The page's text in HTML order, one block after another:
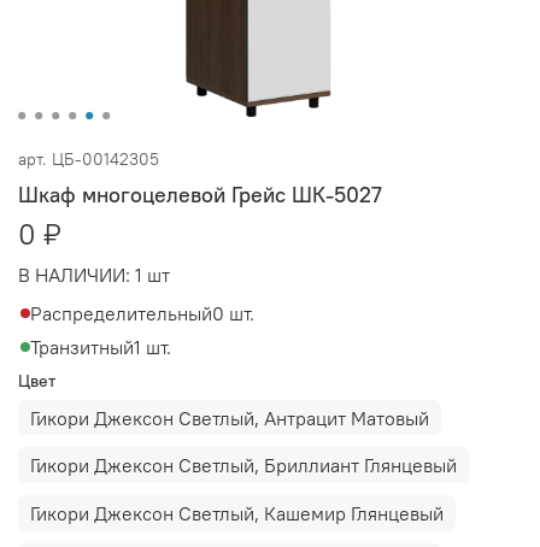
арт. ЦБ-00142305
Шкаф многоцелевой Грейс ШК-5027
0 ₽
В НАЛИЧИИ: 1 шт
Распределительный0 шт.
Транзитный1 шт.
Цвет
Гикори Джексон Светлый, Антрацит Матовый
Гикори Джексон Светлый, Бриллиант Глянцевый
Гикори Джексон Светлый, Кашемир Глянцевый